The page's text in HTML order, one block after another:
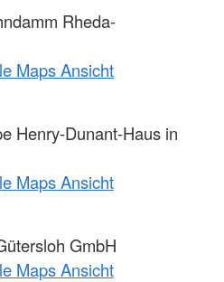
Rheda-
Maps Ansicht
Henry-Dunant-Haus in
Maps Ansicht
GmbH
Maps Ansicht